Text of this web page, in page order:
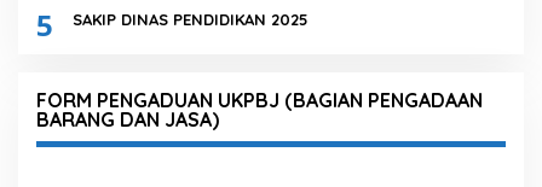
5 SAKIP DINAS PENDIDIKAN 2025
FORM PENGADUAN UKPBJ (BAGIAN PENGADAAN
BARANG DAN JASA)